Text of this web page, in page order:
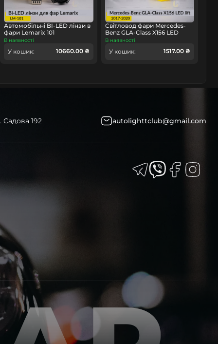
Автомобільні BI-LED лінзи в
фари Lemarix 101
В наявності
У кошик: 10660.00 ₴
Світловод фари Mercedes-
Benz GLA-Class X156 LED
(2017-2020) рест довгий
В наявності
У кошик: 1517.00 ₴
Садова 192 autolighttclub@gmail.com